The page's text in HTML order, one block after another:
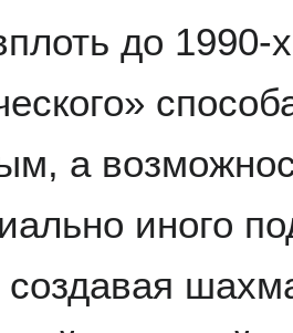
до 1990-
а
иного
создавая